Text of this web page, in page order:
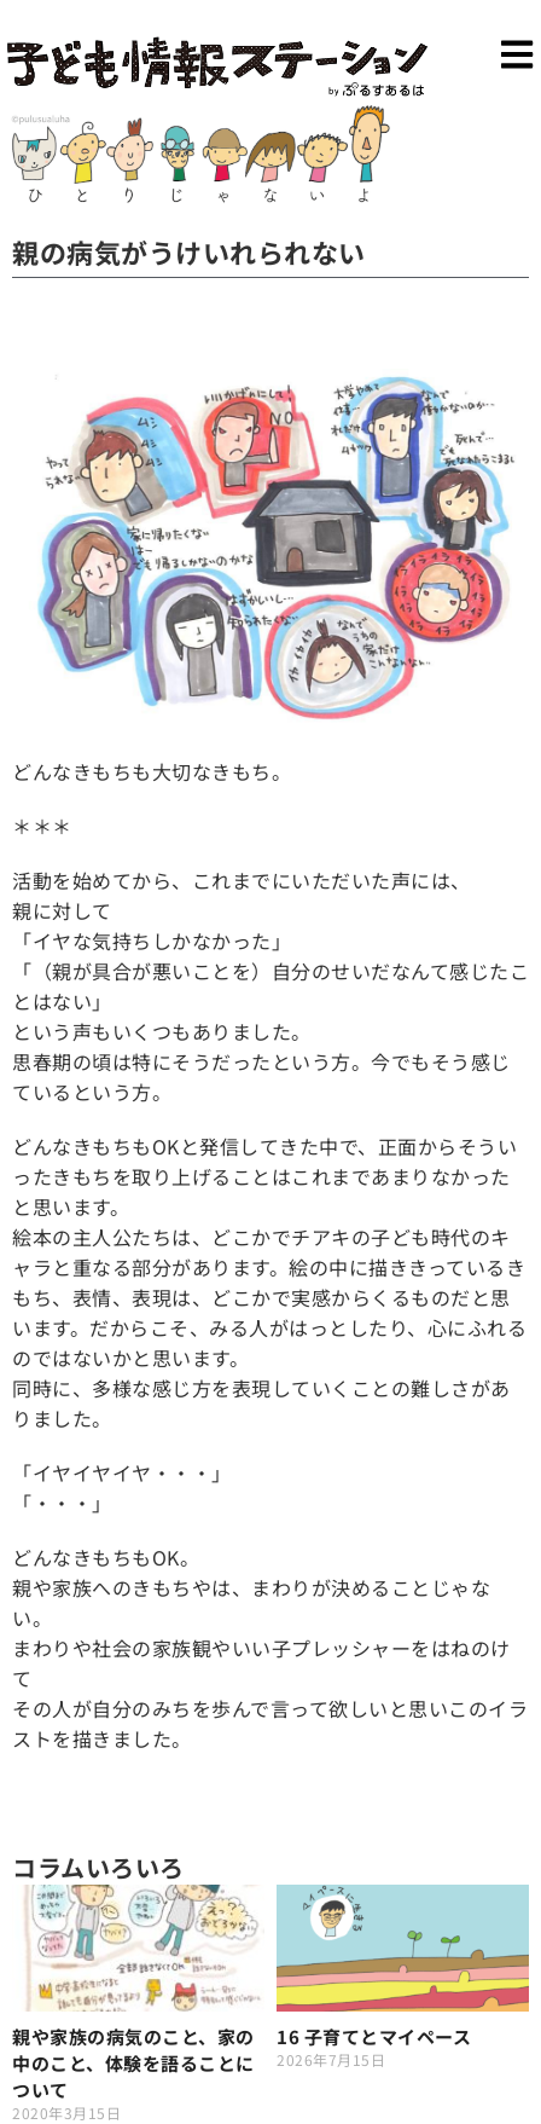
親の病気がうけいれられない
どんなきもちも大切なきもち。
＊＊＊
活動を始めてから、これまでにいただいた声には、
親に対して
「イヤな気持ちしかなかった」
「（親が具合が悪いことを）自分のせいだなんて感じたこ
とはない」
という声もいくつもありました。
思春期の頃は特にそうだったという方。今でもそう感じ
ているという方。
どんなきもちもOKと発信してきた中で、正面からそうい
ったきもちを取り上げることはこれまであまりなかった
と思います。
絵本の主人公たちは、どこかでチアキの子ども時代のキ
ャラと重なる部分があります。絵の中に描ききっているき
もち、表情、表現は、どこかで実感からくるものだと思
います。だからこそ、みる人がはっとしたり、心にふれる
のではないかと思います。
同時に、多様な感じ方を表現していくことの難しさがあ
りました。
「イヤイヤイヤ・・・」
「・・・」
どんなきもちもOK。
親や家族へのきもちやは、まわりが決めることじゃな
い。
まわりや社会の家族観やいい子プレッシャーをはねのけ
て
その人が自分のみちを歩んで言って欲しいと思いこのイラ
ストを描きました。
コラムいろいろ
親や家族の病気のこと、家の
中のこと、体験を語ることに
ついて
2020年3月15日
16 子育てとマイペース
2026年7月15日